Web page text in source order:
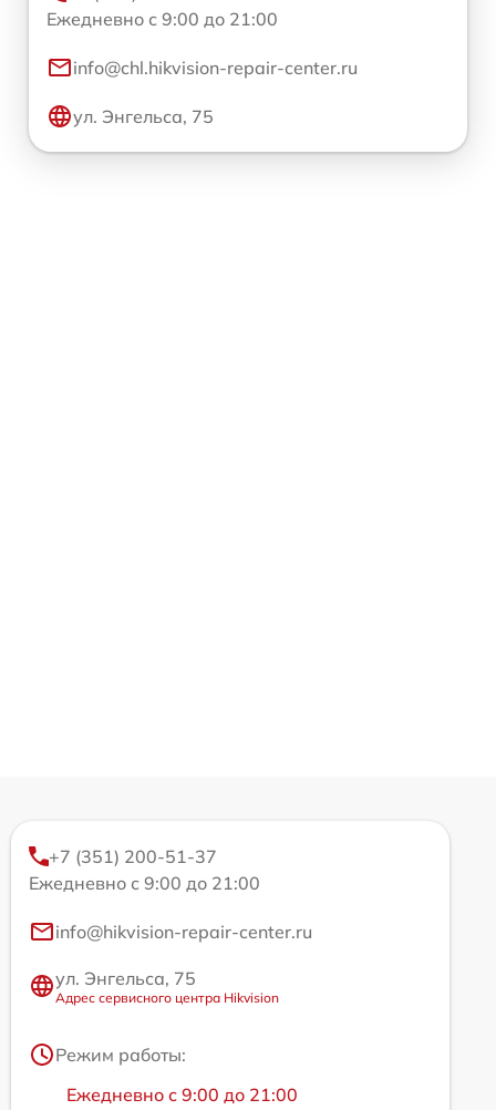
Ежедневно с 9:00 до 21:00
info@chl.hikvision-repair-center.ru
ул. Энгельса, 75
+7 (351) 200-51-37
Ежедневно с 9:00 до 21:00
info@hikvision-repair-center.ru
ул. Энгельса, 75
Адрес сервисного центра Hikvision
Режим работы:
Ежедневно с 9:00 до 21:00